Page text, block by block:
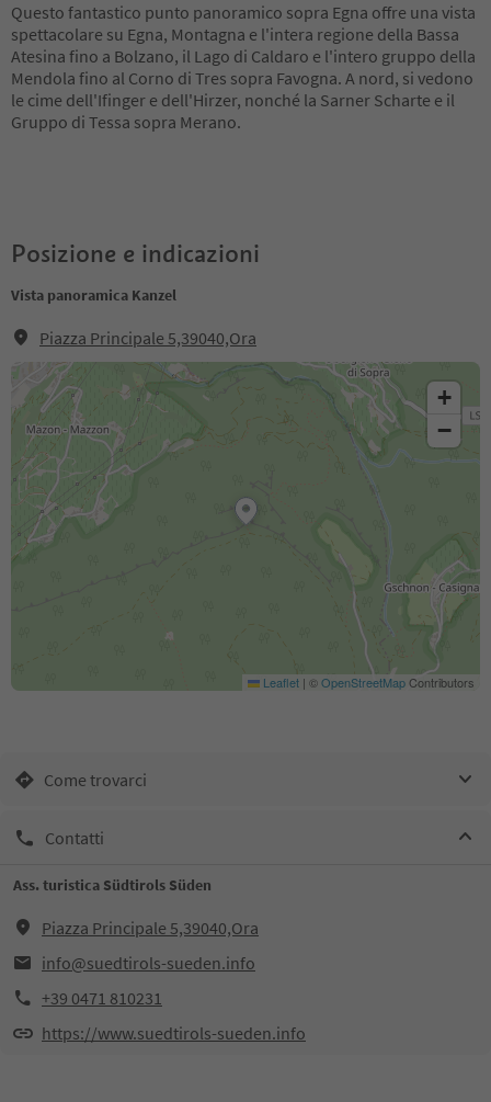
Questo fantastico punto panoramico sopra Egna offre una vista
spettacolare su Egna, Montagna e l'intera regione della Bassa
Atesina fino a Bolzano, il Lago di Caldaro e l'intero gruppo della
Mendola fino al Corno di Tres sopra Favogna. A nord, si vedono
le cime dell'Ifinger e dell'Hirzer, nonché la Sarner Scharte e il
Gruppo di Tessa sopra Merano.
Posizione e indicazioni
Vista panoramica Kanzel
Piazza Principale 5,39040,Ora
+
−
Leaflet | ©OpenStreetMapContributors
Come trovarci
Contatti
Ass. turistica Südtirols Süden
Piazza Principale 5,39040,Ora
info@suedtirols-sueden.info
+39 0471 810231
https://www.suedtirols-sueden.info